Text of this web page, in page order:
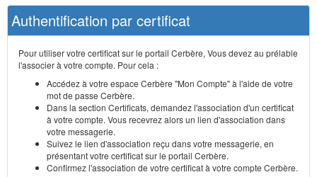
Authentification par certificat
Pour utiliser votre certificat sur le portail Cerbère, Vous devez au prélable
l'associer à votre compte. Pour cela :
Accédez à votre espace Cerbère "Mon Compte" à l'aide de votre
mot de passe Cerbère.
Dans la section Certificats, demandez l'association d'un certificat
à votre compte. Vous recevrez alors un lien d'association dans
votre messagerie.
Suivez le lien d'association reçu dans votre messagerie, en
présentant votre certificat sur le portail Cerbère.
Confirmez l'association de votre certificat à votre compte Cerbère.